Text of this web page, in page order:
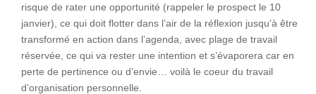
risque de rater une opportunité (rappeler le prospect le 10
janvier), ce qui doit flotter dans l’air de la réflexion jusqu’à être
transformé en action dans l’agenda, avec plage de travail
réservée, ce qui va rester une intention et s’évaporera car en
perte de pertinence ou d’envie… voilà le coeur du travail
d’organisation personnelle.